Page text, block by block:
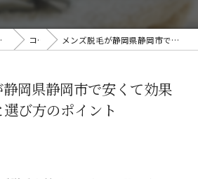
ーデル コラム メンズ脱毛が静岡県静岡市で安くて効果抜群な理由と選び方のポイント
静岡県静岡市で安くて効果
び方のポイント